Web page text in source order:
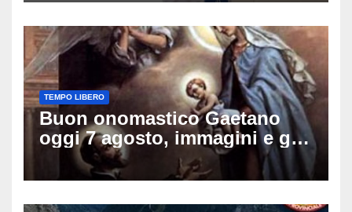
TEMPO LIBERO
Buon onomastico Gaetano
oggi 7 agosto, immagini e gif
di auguri da condividere sui
social